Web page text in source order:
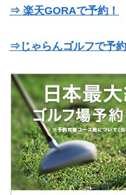
⇒ 楽天GORAで予約！
⇒じゃらんゴルフで予約